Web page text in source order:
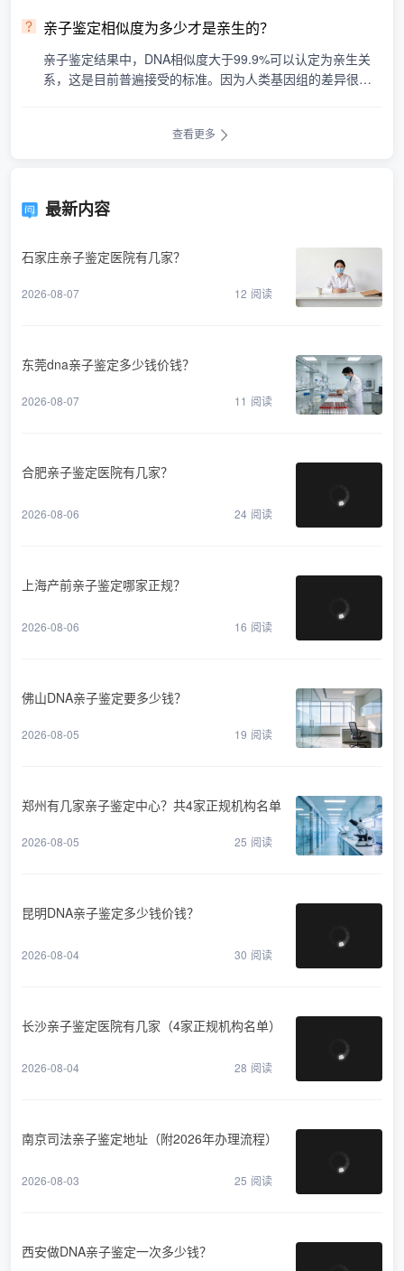
亲子鉴定相似度为多少才是亲生的？
亲子鉴定结果中，DNA相似度大于99.9%可以认定为亲生关
系，这是目前普遍接受的标准。因为人类基因组的差异很
查看更多
最新内容
石家庄亲子鉴定医院有几家？
2026-08-07 12 阅读
东莞dna亲子鉴定多少钱价钱？
2026-08-07 11 阅读
合肥亲子鉴定医院有几家？
2026-08-06 24 阅读
上海产前亲子鉴定哪家正规？
2026-08-03